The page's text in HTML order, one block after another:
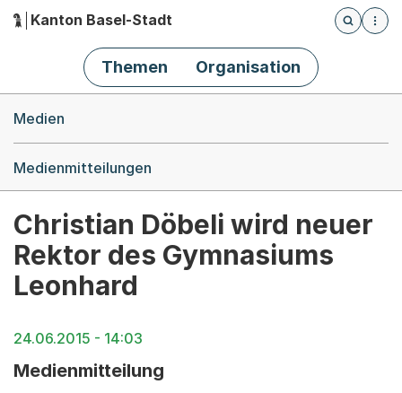
Hauptnavigation
Kanton Basel-Stadt
Öffnet
Themen Organisation
Medien
Medienmitteilungen
Christian Döbeli wird neuer
Rektor des Gymnasiums
Leonhard
24.06.2015 - 14:03
Medienmitteilung